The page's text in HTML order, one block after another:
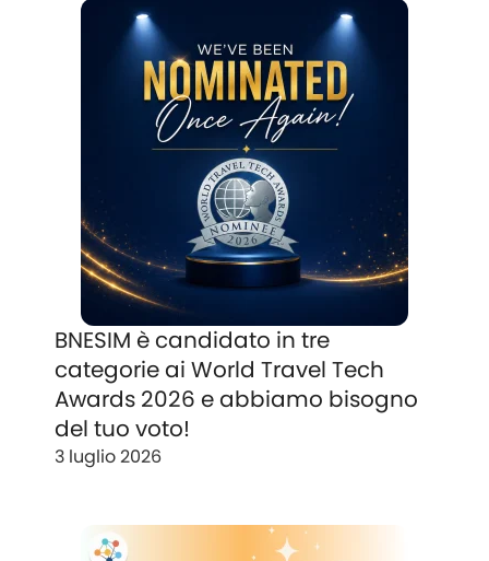
BNESIM è candidato in tre
categorie ai World Travel Tech
Awards 2026 e abbiamo bisogno
del tuo voto!
3 luglio 2026